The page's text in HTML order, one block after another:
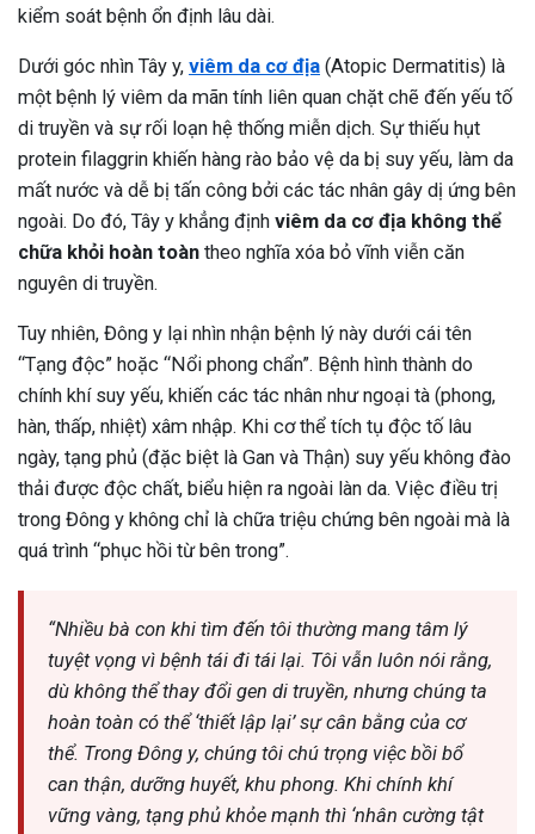
Sau Sinh Có Tự Khỏi
Thông Tin Cần Biết
sau sinh là tình trạng viêm da
phổ biến, khiến đôi bàn tay,
của chị em trở nên khô...
kiểm soát bệnh ổn định lâu dài.
Dưới góc nhìn Tây y, viêm da cơ địa (Atopic Dermatitis) là
một bệnh lý viêm da mãn tính liên quan chặt chẽ đến yếu tố
di truyền và sự rối loạn hệ thống miễn dịch. Sự thiếu hụt
protein filaggrin khiến hàng rào bảo vệ da bị suy yếu, làm da
mất nước và dễ bị tấn công bởi các tác nhân gây dị ứng bên
ngoài. Do đó, Tây y khẳng định viêm da cơ địa không thể
chữa khỏi hoàn toàn theo nghĩa xóa bỏ vĩnh viễn căn
nguyên di truyền.
Tuy nhiên, Đông y lại nhìn nhận bệnh lý này dưới cái tên
“Tạng độc” hoặc “Nổi phong chẩn”. Bệnh hình thành do
chính khí suy yếu, khiến các tác nhân như ngoại tà (phong,
hàn, thấp, nhiệt) xâm nhập. Khi cơ thể tích tụ độc tố lâu
ngày, tạng phủ (đặc biệt là Gan và Thận) suy yếu không đào
thải được độc chất, biểu hiện ra ngoài làn da. Việc điều trị
trong Đông y không chỉ là chữa triệu chứng bên ngoài mà là
quá trình “phục hồi từ bên trong”.
“Nhiều bà con khi tìm đến tôi thường mang tâm lý
tuyệt vọng vì bệnh tái đi tái lại. Tôi vẫn luôn nói rằng,
dù không thể thay đổi gen di truyền, nhưng chúng ta
hoàn toàn có thể ‘thiết lập lại’ sự cân bằng của cơ
thể. Trong Đông y, chúng tôi chú trọng việc bồi bổ
can thận, dưỡng huyết, khu phong. Khi chính khí
vững vàng, tạng phủ khỏe mạnh thì ‘nhân cường tật